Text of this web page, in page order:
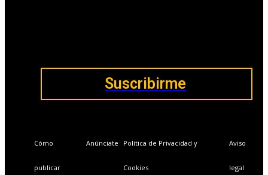
Suscribirme
Cómo
publicar
Anúnciate Política de Privacidad y
Cookies
Aviso
legal